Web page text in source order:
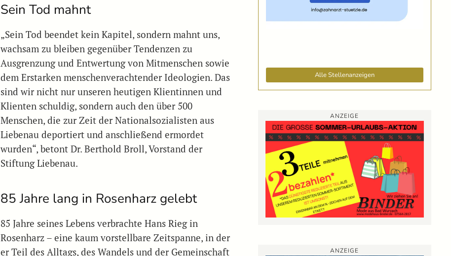
Sein Tod mahnt
„Sein Tod beendet kein Kapitel, sondern mahnt uns,
wachsam zu bleiben gegenüber Tendenzen zu
Ausgrenzung und Entwertung von Mitmenschen sowie
dem Erstarken menschenverachtender Ideologien. Das
sind wir nicht nur unseren heutigen Klientinnen und
Klienten schuldig, sondern auch den über 500
Menschen, die zur Zeit der Nationalsozialisten aus
Liebenau deportiert und anschließend ermordet
wurden“, betont Dr. Berthold Broll, Vorstand der
Stiftung Liebenau.
85 Jahre lang in Rosenharz gelebt
85 Jahre seines Lebens verbrachte Hans Rieg in
Rosenharz – eine kaum vorstellbare Zeitspanne, in der
er Teil des Alltags, des Wandels und der Gemeinschaft
Alle Stellenanzeigen
ANZEIGE
ANZEIGE